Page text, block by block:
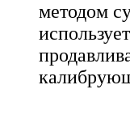
методом